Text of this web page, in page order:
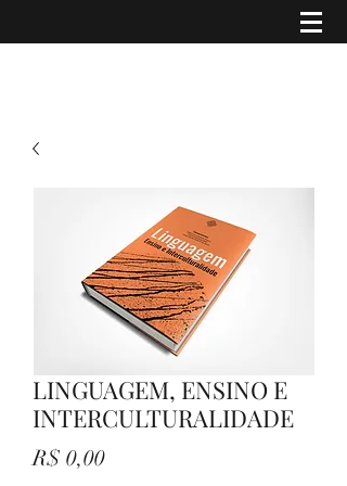
LINGUAGEM, ENSINO E
INTERCULTURALIDADE
R$ 0,00Preço